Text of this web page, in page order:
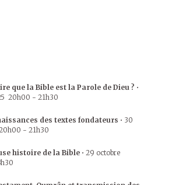
que la Bible est la Parole de Dieu ? •
20h00 - 21h30
des textes fondateurs • 30
- 21h30
histoire de la Bible • 29 octobre